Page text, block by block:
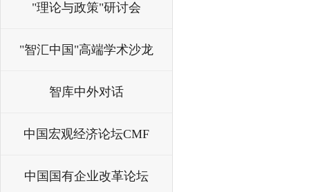
"理论与政策"研讨会
"智汇中国"高端学术沙龙
智库中外对话
中国宏观经济论坛CMF
中国国有企业改革论坛